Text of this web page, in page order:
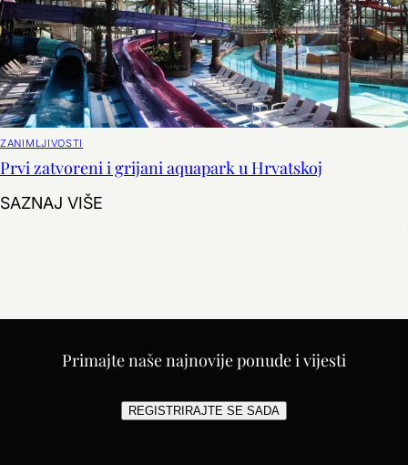
ZANIMLJIVOSTI
Prvi zatvoreni i grijani aquapark u Hrvatskoj
SAZNAJ VIŠE
Primajte naše najnovije ponude i vijesti
REGISTRIRAJTE SE SADA